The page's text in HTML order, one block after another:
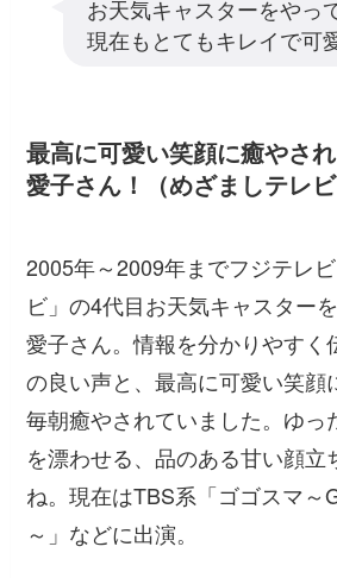
お天気キャスターをやっ
現在もとてもキレイで可
最高に可愛い笑顔に癒やさ
愛子さん！（めざましテレビ
2005年～2009年までフジテレ
ビ」の4代目お天気キャスター
愛子さん。情報を分かりやすく
の良い声と、最高に可愛い笑顔
毎朝癒やされていました。ゆっ
を漂わせる、品のある甘い顔立
ね。現在はTBS系「ゴゴスマ～
～」などに出演。